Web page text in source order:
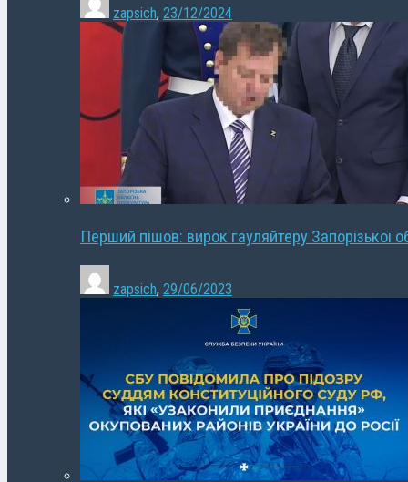
zapsich, 23/12/2024
Перший пішов: вирок гауляйтеру Запорізької
zapsich, 29/06/2023